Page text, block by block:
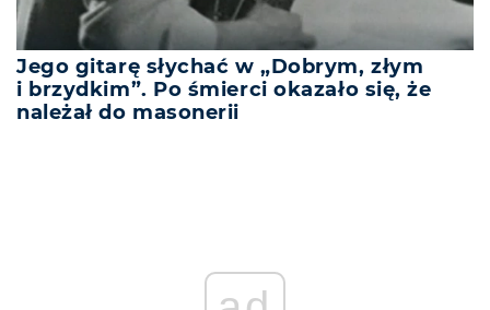
Jego gitarę słychać w „Dobrym, złym
i brzydkim”. Po śmierci okazało się, że
należał do masonerii